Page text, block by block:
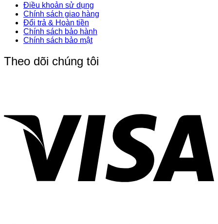
Điều khoản sử dụng
Chính sách giao hàng
Đổi trả & Hoàn tiền
Chính sách bảo hành
Chính sách bảo mật
Theo dõi chúng tôi